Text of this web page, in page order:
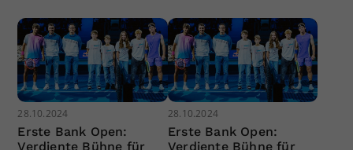
28.10.2024
Erste Bank Open:
Verdiente Bühne für
28.10.2024
Erste Bank Open:
Verdiente Bühne für